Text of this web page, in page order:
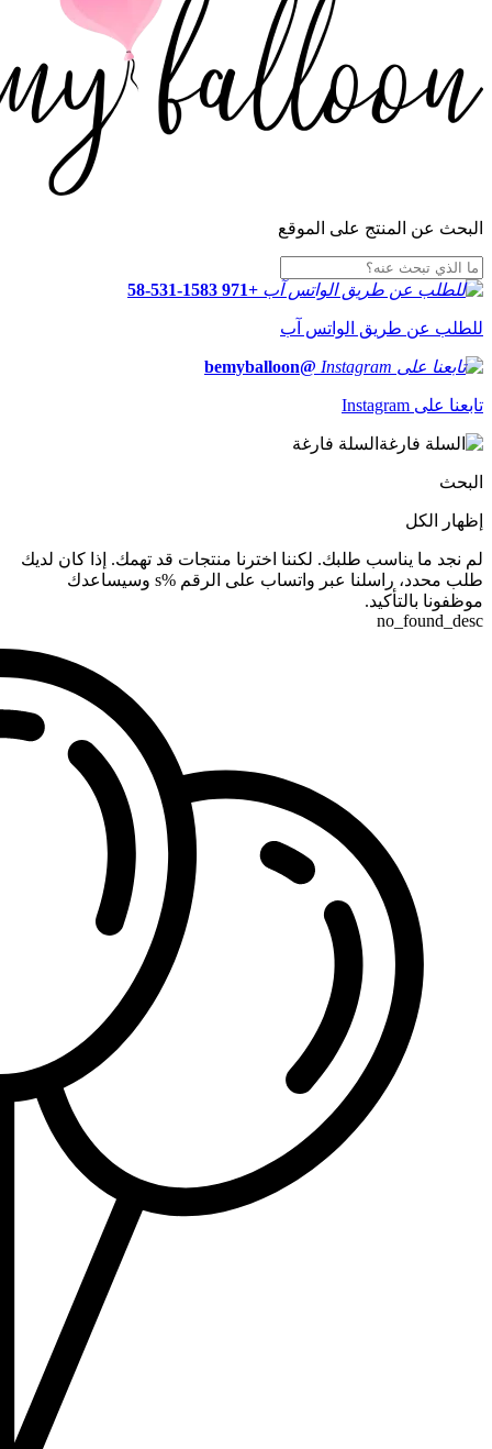
البحث عن المنتج على الموقع
+971 58-531-1583
للطلب عن طريق الواتس آب
@bemyballoon
تابعنا على Instagram
السلة فارغة
البحث
إظهار الكل
لم نجد ما يناسب طلبك. لكننا اخترنا منتجات قد تهمك. إذا كان لديك
طلب محدد، راسلنا عبر واتساب على الرقم %s وسيساعدك
موظفونا بالتأكيد.
no_found_desc